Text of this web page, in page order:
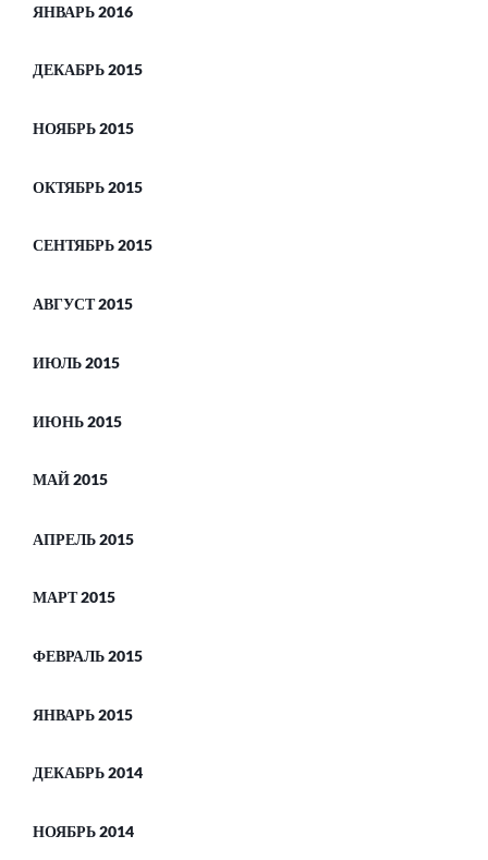
ЯНВАРЬ 2016
ДЕКАБРЬ 2015
НОЯБРЬ 2015
ОКТЯБРЬ 2015
СЕНТЯБРЬ 2015
АВГУСТ 2015
ИЮЛЬ 2015
ИЮНЬ 2015
МАЙ 2015
АПРЕЛЬ 2015
МАРТ 2015
ФЕВРАЛЬ 2015
ЯНВАРЬ 2015
ДЕКАБРЬ 2014
НОЯБРЬ 2014